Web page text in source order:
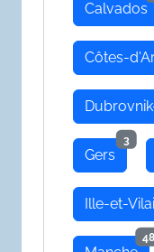
Calvados
Côtes-
Gers
3
Ille-et-
48